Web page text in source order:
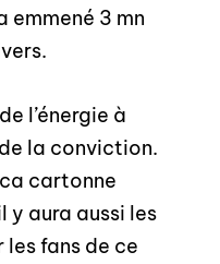
emmené 3 mn
l’énergie à
la conviction.
cartonne
y aura aussi les
fans de ce